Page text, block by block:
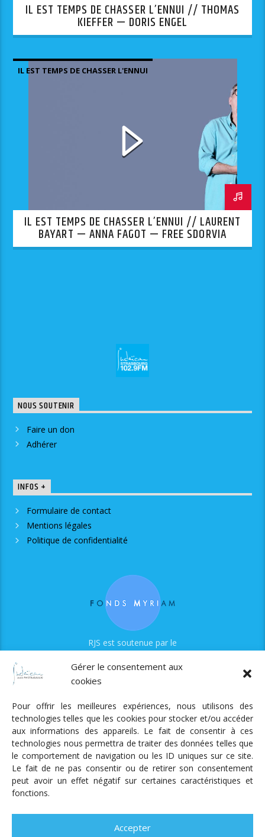
Gérer le consentement aux
cookies
Pour offrir les meilleures expériences, nous utilisons des
technologies telles que les cookies pour stocker et/ou accéder
aux informations des appareils. Le fait de consentir à ces
technologies nous permettra de traiter des données telles que
le comportement de navigation ou les ID uniques sur ce site.
Le fait de ne pas consentir ou de retirer son consentement
peut avoir un effet négatif sur certaines caractéristiques et
fonctions.
Accepter
IL EST TEMPS DE CHASSER L’ENNUI // THOMAS
KIEFFER — DORIS ENGEL
IL EST TEMPS DE CHASSER L'ENNUI
IL EST TEMPS DE CHASSER L’ENNUI // LAURENT
BAYART — ANNA FAGOT — FREE SDORVIA
NOUS SOUTENIR
Faire un don
Adhérer
INFOS +
Formulaire de contact
Mentions légales
Politique de confidentialité
RJS est soutenue par le
Radio Judaica Strasbourg
Tous droits réservés
RADIO JUDAÏCA
ÉMISSIONS ET GRILLE DES PROGRAMMES
PODCASTS
UN DON
ADHÉRER MENTIONS LÉGALES
RÉAL.